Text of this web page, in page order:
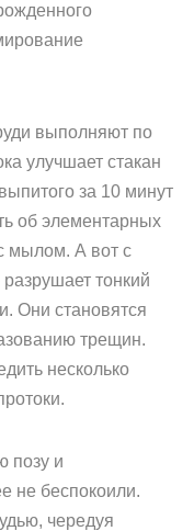
выполняют по
улучшает стакан
за 10 минут
об элементарных
мылом. А вот с
тонкий
Они становятся
трещин.
несколько
позу и
не беспокоили.
чередуя